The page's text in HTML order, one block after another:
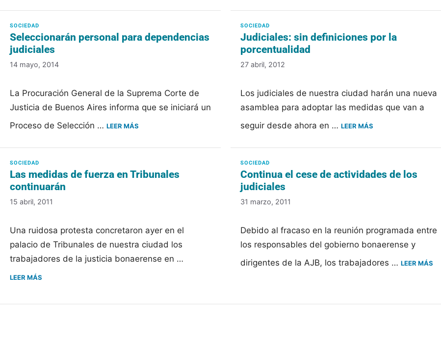
Seleccionarán personal para dependencias
judiciales
14 mayo, 2014
La Procuración General de la Suprema Corte de
Justicia de Buenos Aires informa que se iniciará un
Proceso de Selección … LEER MÁS
Judiciales: sin definiciones por la
porcentualidad
27 abril, 2012
Los judiciales de nuestra ciudad harán una nueva
asamblea para adoptar las medidas que van a
seguir desde ahora en …LEER MÁS
Las medidas de fuerza en Tribunales
continuarán
15 abril, 2011
Una ruidosa protesta concretaron ayer en el
palacio de Tribunales de nuestra ciudad los
trabajadores de la justicia bonaerense en …
LEER MÁS
Continua el cese de actividades de los
judiciales
31 marzo, 2011
Debido al fracaso en la reunión programada entre
los responsables del gobierno bonaerense y
dirigentes de la AJB, los trabajadores …LEER MÁS